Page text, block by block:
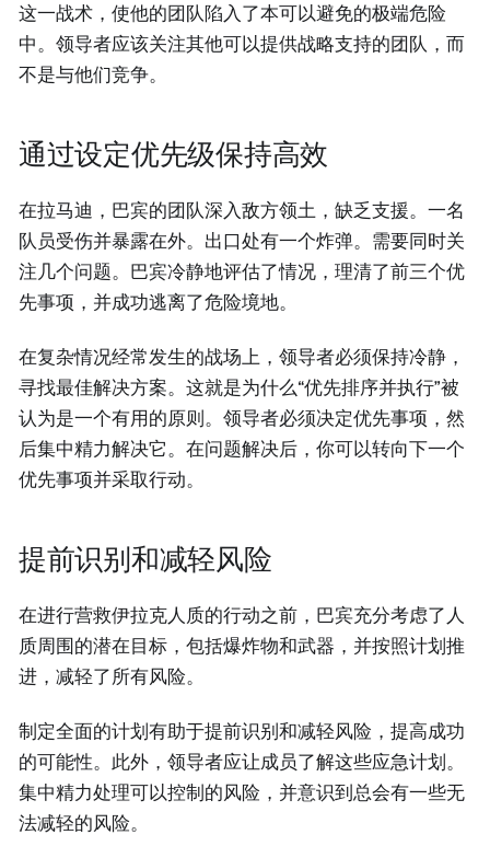
这一战术，使他的团队陷入了本可以避免的极端危险
中。领导者应该关注其他可以提供战略支持的团队，而
不是与他们竞争。
通过设定优先级保持高效
在拉马迪，巴宾的团队深入敌方领土，缺乏支援。一名
队员受伤并暴露在外。出口处有一个炸弹。需要同时关
注几个问题。巴宾冷静地评估了情况，理清了前三个优
先事项，并成功逃离了危险境地。
在复杂情况经常发生的战场上，领导者必须保持冷静，
寻找最佳解决方案。这就是为什么“优先排序并执行”被
认为是一个有用的原则。领导者必须决定优先事项，然
后集中精力解决它。在问题解决后，你可以转向下一个
优先事项并采取行动。
提前识别和减轻风险
在进行营救伊拉克人质的行动之前，巴宾充分考虑了人
质周围的潜在目标，包括爆炸物和武器，并按照计划推
进，减轻了所有风险。
制定全面的计划有助于提前识别和减轻风险，提高成功
的可能性。此外，领导者应让成员了解这些应急计划。
集中精力处理可以控制的风险，并意识到总会有一些无
法减轻的风险。